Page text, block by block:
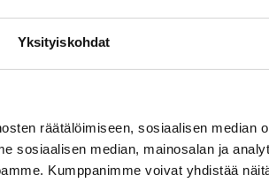
Yksityiskohdat
räätälöimiseen, sosiaalisen median
sosiaalisen median, mainosalan ja
Kumppanimme voivat yhdistää